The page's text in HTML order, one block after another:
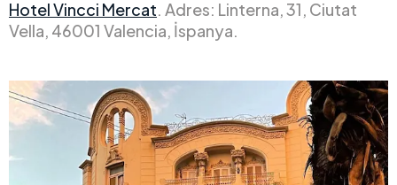
Hotel Vincci Mercat. Adres: Linterna, 31, Ciutat
Vella, 46001 Valencia, İspanya.